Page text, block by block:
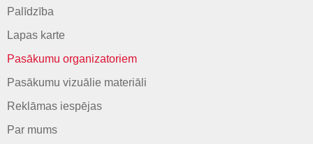
Palīdzība
Lapas karte
Pasākumu organizatoriem
Pasākumu vizuālie materiāli
Reklāmas iespējas
Par mums